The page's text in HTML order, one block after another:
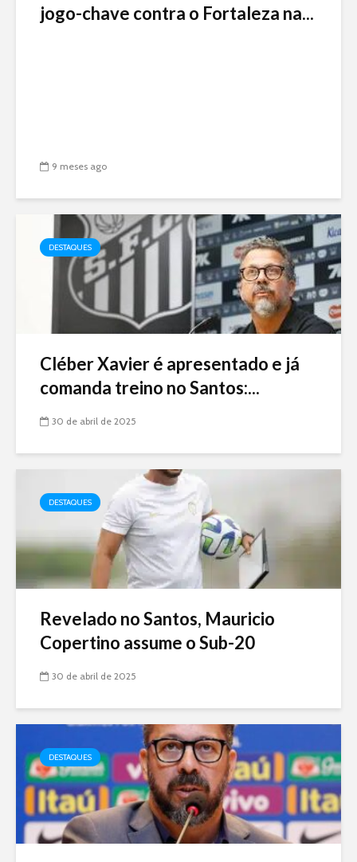
jogo-chave contra o Fortaleza na...
9 meses ago
DESTAQUES
Cléber Xavier é apresentado e já
comanda treino no Santos:...
30 de abril de 2025
DESTAQUES
Revelado no Santos, Mauricio
Copertino assume o Sub-20
30 de abril de 2025
DESTAQUES